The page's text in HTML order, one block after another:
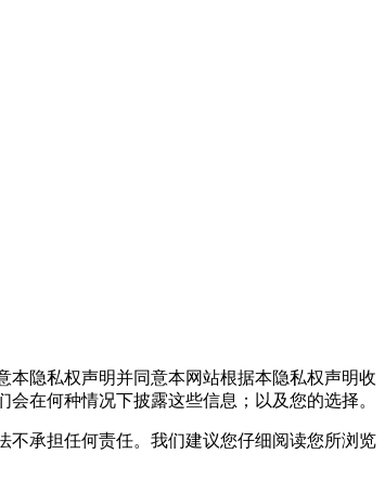
隐私权声明并同意本网站根据本隐私权声明收
在何种情况下披露这些信息；以及您的选择。
承担任何责任。我们建议您仔细阅读您所浏览